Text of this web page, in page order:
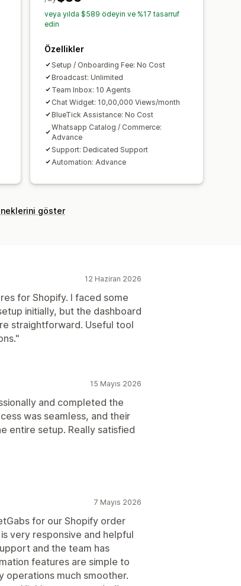
veya yılda $589 ödeyin ve %17 tasarruf
edin
Özellikler
Setup / Onboarding Fee: No Cost
Broadcast: Unlimited
Team Inbox: 10 Agents
Chat Widget: 10,00,000 Views/month
BlueTick Assistance: No Cost
Whatsapp Catalog / Commerce:
Advance
Support: Dedicated Support
Automation: Advance
göster
12 Haziran 2026
for Shopify. I faced some
initially, but the dashboard
straightforward. Useful tool
15 Mayıs 2026
and completed the
was seamless, and their
entire setup. Really satisfied
7 Mayıs 2026
for our Shopify order
very responsive and helpful
and the team has
features are simple to
operations much smoother.